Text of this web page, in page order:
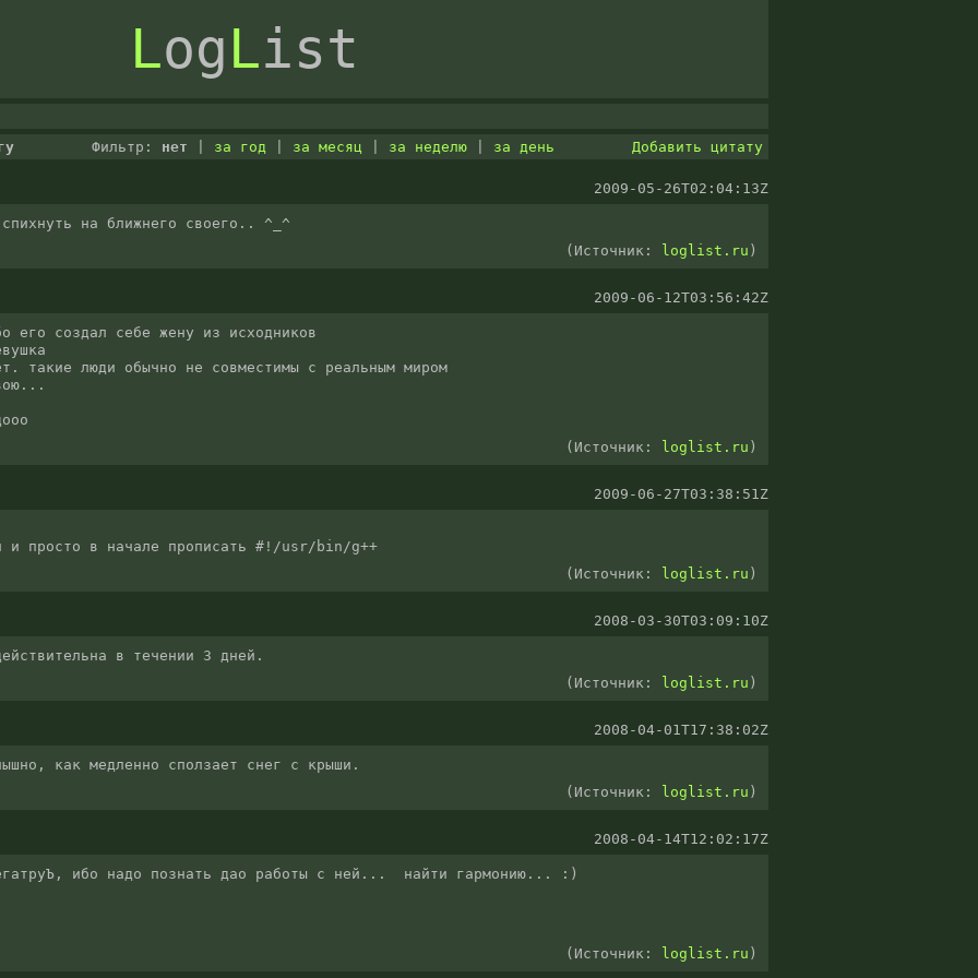
LogList
Фильтр: нет за год за месяц за неделю за день Добавить цитату
2009-05-26T02:04:13Z
на ближнего своего.. ^_^
(Источник:
loglist.ru )
2009-06-12T03:56:42Z
его создал себе жену из исходников
такие люди обычно не совместимы с реальным миром
(Источник:
loglist.ru )
2009-06-27T03:38:51Z
и просто в начале прописать #!/usr/bin/g++
(Источник:
loglist.ru )
2008-03-30T03:09:10Z
в течении 3 дней.
(Источник:
loglist.ru )
2008-04-01T17:38:02Z
как медленно сползает снег с крыши.
(Источник:
loglist.ru )
2008-04-14T12:02:17Z
ибо надо познать дао работы с ней...  найти гармонию... :)
(Источник: loglist.ru )